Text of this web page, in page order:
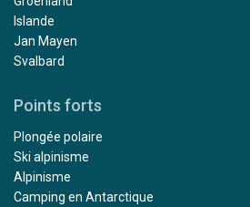
Islande
Jan Mayen
Svalbard
Points forts
Plongée polaire
Ski alpinisme
Alpinisme
Camping en Antarctique